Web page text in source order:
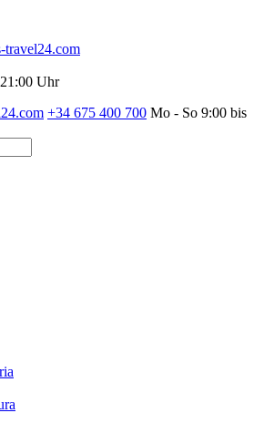
travel24.com
Uhr
+34 675 400 700 Mo - So 9:00 bis